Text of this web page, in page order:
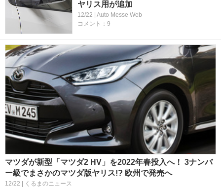
ヤリス用が追加
12/22 | Auto Messe Web
コメント：9
マツダが新型「マツダ2 HV」を2022年春投入へ！ 3ナンバ
ー級でまさかのマツダ版ヤリス!? 欧州で発売へ
12/22 | くるまのニュース